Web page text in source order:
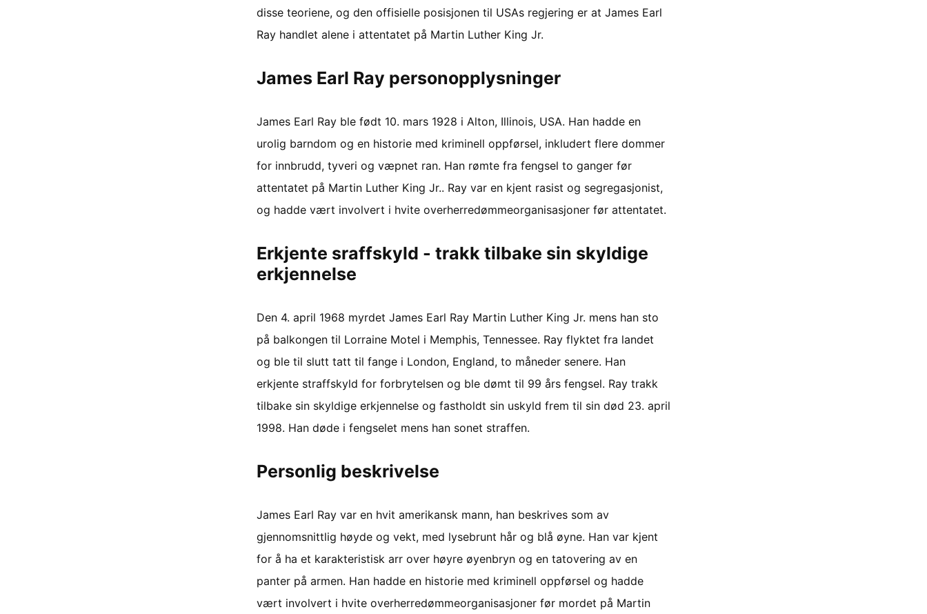
disse teoriene, og den offisielle posisjonen til USAs regjering er at James Earl
Ray handlet alene i attentatet på Martin Luther King Jr.
James Earl Ray personopplysninger
James Earl Ray ble født 10. mars 1928 i Alton, Illinois, USA. Han hadde en
urolig barndom og en historie med kriminell oppførsel, inkludert flere dommer
for innbrudd, tyveri og væpnet ran. Han rømte fra fengsel to ganger før
attentatet på Martin Luther King Jr.. Ray var en kjent rasist og segregasjonist,
og hadde vært involvert i hvite overherredømmeorganisasjoner før attentatet.
Erkjente sraffskyld - trakk tilbake sin skyldige
erkjennelse
Den 4. april 1968 myrdet James Earl Ray Martin Luther King Jr. mens han sto
på balkongen til Lorraine Motel i Memphis, Tennessee. Ray flyktet fra landet
og ble til slutt tatt til fange i London, England, to måneder senere. Han
erkjente straffskyld for forbrytelsen og ble dømt til 99 års fengsel. Ray trakk
tilbake sin skyldige erkjennelse og fastholdt sin uskyld frem til sin død 23. april
1998. Han døde i fengselet mens han sonet straffen.
Personlig beskrivelse
James Earl Ray var en hvit amerikansk mann, han beskrives som av
gjennomsnittlig høyde og vekt, med lysebrunt hår og blå øyne. Han var kjent
for å ha et karakteristisk arr over høyre øyenbryn og en tatovering av en
panter på armen. Han hadde en historie med kriminell oppførsel og hadde
vært involvert i hvite overherredømmeorganisasjoner før mordet på Martin